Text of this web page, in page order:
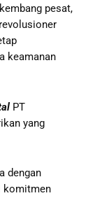
pesat,
keamanan
PT
yang
dengan
komitmen